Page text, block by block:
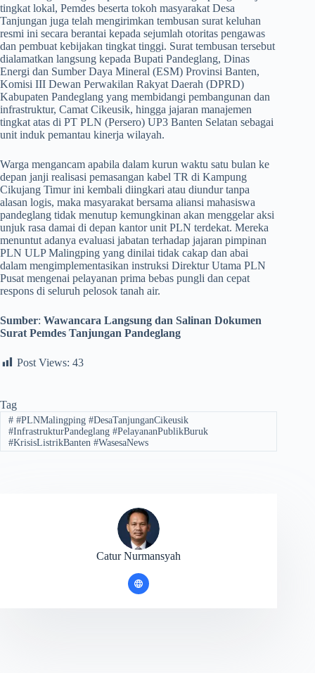
tingkat lokal, Pemdes beserta tokoh masyarakat Desa
Tanjungan juga telah mengirimkan tembusan surat keluhan
resmi ini secara berantai kepada sejumlah otoritas pengawas
dan pembuat kebijakan tingkat tinggi. Surat tembusan tersebut
dialamatkan langsung kepada Bupati Pandeglang, Dinas
Energi dan Sumber Daya Mineral (ESM) Provinsi Banten,
Komisi III Dewan Perwakilan Rakyat Daerah (DPRD)
Kabupaten Pandeglang yang membidangi pembangunan dan
infrastruktur, Camat Cikeusik, hingga jajaran manajemen
tingkat atas di PT PLN (Persero) UP3 Banten Selatan sebagai
unit induk pemantau kinerja wilayah.
​Warga mengancam apabila dalam kurun waktu satu bulan ke
depan janji realisasi pemasangan kabel TR di Kampung
Cikujang Timur ini kembali diingkari atau diundur tanpa
alasan logis, maka masyarakat bersama aliansi mahasiswa
pandeglang tidak menutup kemungkinan akan menggelar aksi
unjuk rasa damai di depan kantor unit PLN terdekat. Mereka
menuntut adanya evaluasi jabatan terhadap jajaran pimpinan
PLN ULP Malingping yang dinilai tidak cakap dan abai
dalam mengimplementasikan instruksi Direktur Utama PLN
Pusat mengenai pelayanan prima bebas pungli dan cepat
respons di seluruh pelosok tanah air.
Sumber: Wawancara Langsung dan Salinan Dokumen
Surat Pemdes Tanjungan Pandeglang
Post Views: 43
Tag
##PLNMalingping #DesaTanjunganCikeusik
#InfrastrukturPandeglang #PelayananPublikBuruk
#KrisisListrikBanten #WasesaNews
Catur Nurmansyah